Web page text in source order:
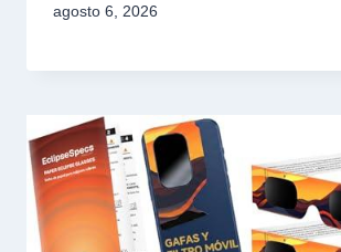
agosto 6, 2026